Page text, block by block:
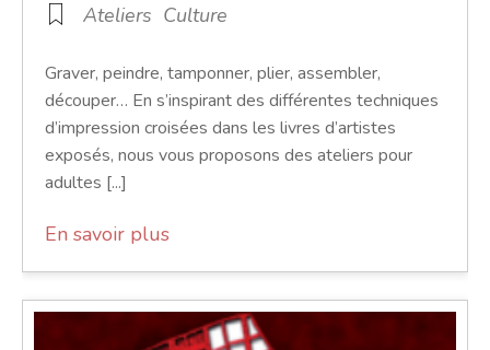
Ateliers Culture
Graver, peindre, tamponner, plier, assembler,
découper… En s’inspirant des différentes techniques
d’impression croisées dans les livres d’artistes
exposés, nous vous proposons des ateliers pour
adultes [...]
En savoir plus